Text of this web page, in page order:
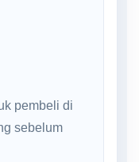
pembeli di
sebelum